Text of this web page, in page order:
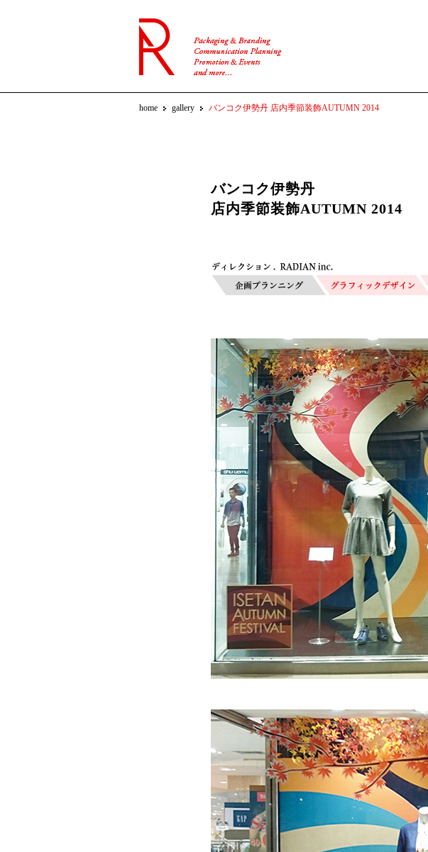
home gallery バンコク伊勢丹 店内季節装飾AUTUMN 2014
バンコク伊勢丹
店内季節装飾AUTUMN 2014